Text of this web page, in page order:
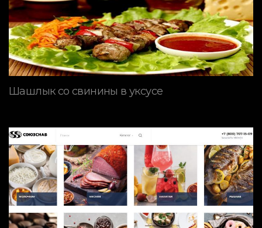
Шашлык со свинины в уксусе